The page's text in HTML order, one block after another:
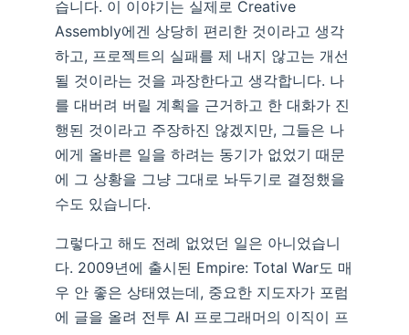
습니다. 이 이야기는 실제로 Creative
Assembly에겐 상당히 편리한 것이라고 생각
하고, 프로젝트의 실패를 제 내지 않고는 개선
될 것이라는 것을 과장한다고 생각합니다. 나
를 대버려 버릴 계획을 근거하고 한 대화가 진
행된 것이라고 주장하진 않겠지만, 그들은 나
에게 올바른 일을 하려는 동기가 없었기 때문
에 그 상황을 그냥 그대로 놔두기로 결정했을
수도 있습니다.
그렇다고 해도 전례 없었던 일은 아니었습니
다. 2009년에 출시된 Empire: Total War도 매
우 안 좋은 상태였는데, 중요한 지도자가 포럼
에 글을 올려 전투 AI 프로그래머의 이직이 프